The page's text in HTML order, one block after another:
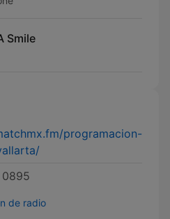
Smile
programacion-
de radio